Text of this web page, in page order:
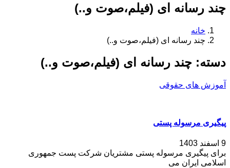
چند رسانه ای (فیلم،صوت و..)
خانه
چند رسانه ای (فیلم،صوت و..)
دسته: چند رسانه ای (فیلم،صوت و..)
آموزش های حقوقی
پیگیری مرسوله پستی
9 اسفند 1403
برای پیگیری مرسوله پستی مشتریان شرکت پست جمهوری
اسلامی ایران می